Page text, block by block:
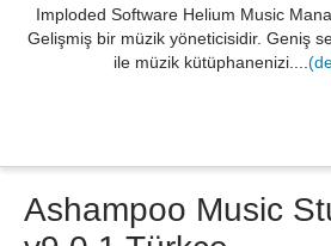
Imploded Software Helium Music
Gelişmiş bir müzik yöneticisidir. Geniş
ile müzik kütüphanenizi....
Ashampoo Music